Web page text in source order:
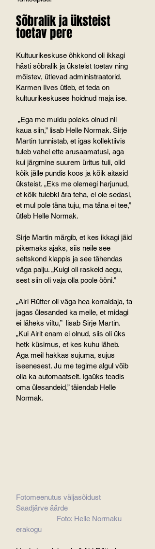
Sõbralik ja üksteist
toetav pere
Kultuurikeskuse õhkkond oli ikkagi
hästi sõbralik ja üksteist toetav ning
mõistev, ütlevad administraatorid.
Karmen Ilves ütleb, et teda on
kultuurikeskuses hoidnud maja ise.
kaua siin,” lisab Helle Normak. Sirje
Martin tunnistab, et igas kollektiivis
tuleb vahel ette arusaamatusi, aga
kui järgmine suurem üritus tuli, olid
kõik jälle pundis koos ja kõik aitasid
üksteist. „Eks me olemegi harjunud,
et kõik tulebki ära teha, ei ole sedasi,
et mul pole täna tuju, ma täna ei tee,”
ütleb Helle Normak.
Sirje Martin märgib, et kes ikkagi jäid
pikemaks ajaks, siis neile see
seltskond klappis ja see tähendas
väga palju. „Kuigi oli raskeid aegu,
sest siin oli vaja olla poole ööni.”
„Airi Rütter oli väga hea korraldaja, ta
jagas ülesanded ka meile, et midagi
ei läheks viltu,”  lisab Sirje Martin.
„Kui Airit enam ei olnud, siis oli üks
hetk küsimus, et kes kuhu läheb.
Aga meil hakkas sujuma, sujus
iseenesest. Ju me tegime algul võib
olla ka automaatselt. Igaüks teadis
oma ülesandeid,” täiendab Helle
Normak.
Fotomeenutus väljasõidust
Saadjärve äärde
                     Foto: Helle Normaku
erakogu